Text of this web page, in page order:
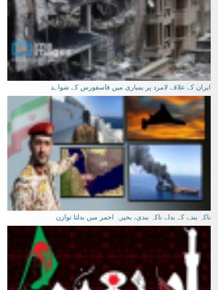
ایران کے علاقے لامرد پر بمباری میں فاسفورس کے شواہد
ناکہ بندے کے بدلے ناکہ بندی، بحیرہ احمر میں بدلتا توازن